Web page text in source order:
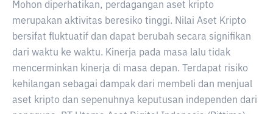
Mohon diperhatikan, perdagangan aset kripto
merupakan aktivitas beresiko tinggi. Nilai Aset Kripto
bersifat fluktuatif dan dapat berubah secara signifikan
dari waktu ke waktu. Kinerja pada masa lalu tidak
mencerminkan kinerja di masa depan. Terdapat risiko
kehilangan sebagai dampak dari membeli dan menjual
aset kripto dan sepenuhnya keputusan independen dari